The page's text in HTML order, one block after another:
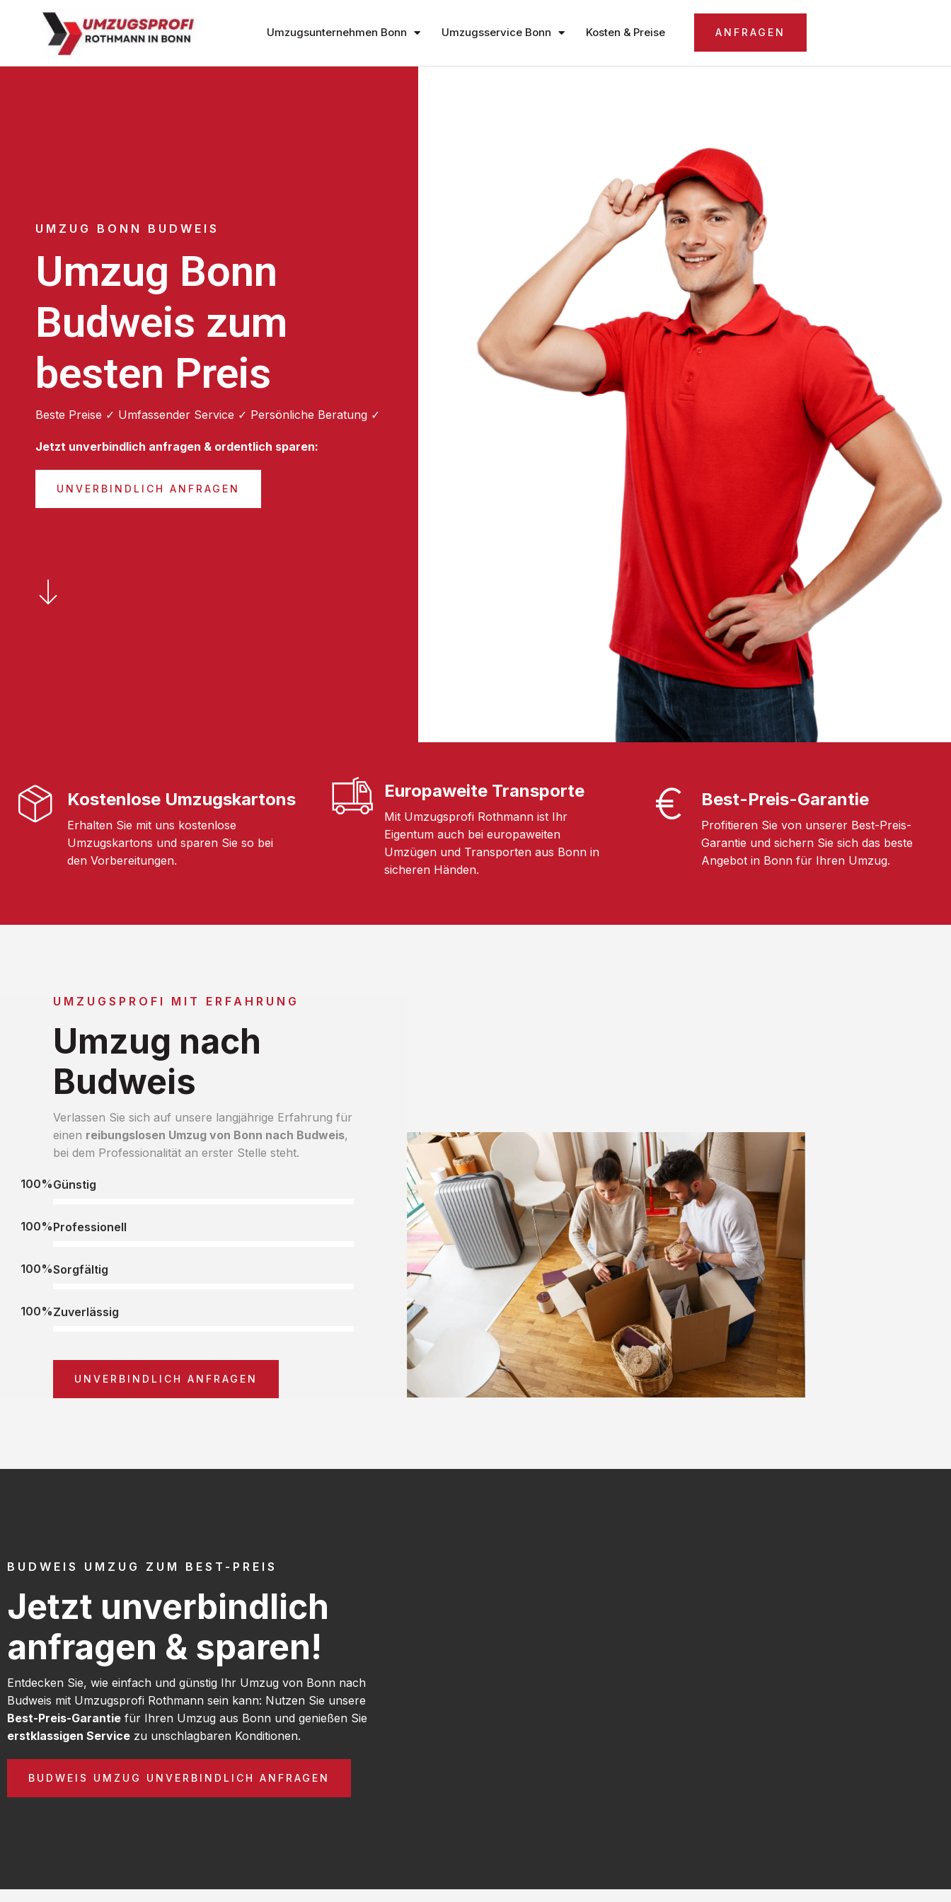
Umzugsunternehmen Bonn Umzugsservice Bonn Kosten & Preise ANFRAGEN
UMZUG BONN BUDWEIS
Umzug Bonn
Budweis zum
besten Preis
Beste Preise ✓ Umfassender Service ✓ Persönliche Beratung ✓
Jetzt unverbindlich anfragen & ordentlich sparen:
UNVERBINDLICH ANFRAGEN
Kostenlose Umzugskartons
Erhalten Sie mit uns kostenlose
Umzugskartons und sparen Sie so bei
den Vorbereitungen.
Europaweite Transporte
Mit Umzugsprofi Rothmann ist Ihr
Eigentum auch bei europaweiten
Umzügen und Transporten aus Bonn in
sicheren Händen.
Best-Preis-Garantie
Profitieren Sie von unserer Best-Preis-
Garantie und sichern Sie sich das beste
Angebot in Bonn für Ihren Umzug.
UMZUGSPROFI MIT ERFAHRUNG
Umzug nach
Budweis
Verlassen Sie sich auf unsere langjährige Erfahrung für
einen reibungslosen Umzug von Bonn nach Budweis,
bei dem Professionalität an erster Stelle steht.
Günstig
100%
Professionell
100%
Sorgfältig
100%
Zuverlässig
100%
UNVERBINDLICH ANFRAGEN
BUDWEIS UMZUG ZUM BEST-PREIS
Jetzt unverbindlich
anfragen & sparen!
Entdecken Sie, wie einfach und günstig Ihr Umzug von Bonn nach
Budweis mit Umzugsprofi Rothmann sein kann: Nutzen Sie unsere
Best-Preis-Garantie für Ihren Umzug aus Bonn und genießen Sie
erstklassigen Service zu unschlagbaren Konditionen.
BUDWEIS UMZUG UNVERBINDLICH ANFRAGEN